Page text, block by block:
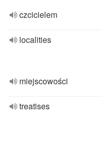
czcicielem
localities
miejscowości
treatises